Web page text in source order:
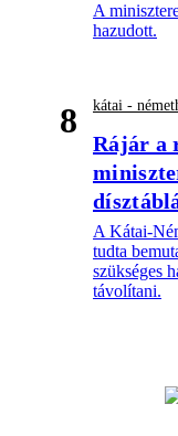
A
hazudott.
8 kátai -
Rájár a
A Kátai-
tudta
szükséges
távolítani.